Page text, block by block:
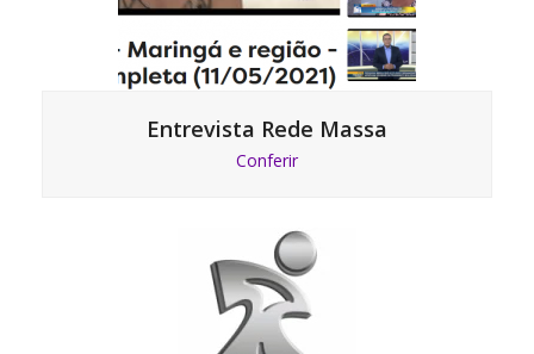
Entrevista Rede Massa
Conferir